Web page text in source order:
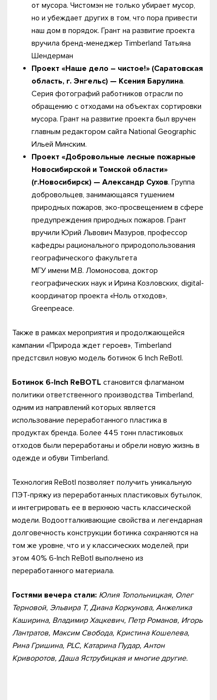
от мусора. Чистомэн не только убирает мусор,
но и убеждает других в том, что пора привести
наш дом в порядок. Грант на развитие проекта
вручила бренд-менеджер Timberland Татьяна
Шендерман
Проект «Наше дело – чистое!» (Саратовская
область, г. Энгельс) — Ксения Барулина.
Серия фотографий работников отрасли по
обращению с отходами на объектах сортировки
мусора. Грант на развитие проекта был вручен
главным редактором сайта National Geographic
Ильей Минским.
Проект «Добровольные лесные пожарные
Новосибирской и Томской области»
(г.Новосибирск) — Александр Сухов. Группа
добровольцев, занимающаяся тушением
природных пожаров, эко-просвещением в сфере
предупреждения природных пожаров. Грант
вручили Юрий Львович Мазуров, профессор
кафедры рационального природопользования
географического факультета
МГУ имени М.В. Ломоносова, доктор
географических наук и Ирина Козловских, digital-
координатор проекта «Ноль отходов»,
Greenpeace.
Также в рамках мероприятия и продолжающейся
кампании «Природа ждет героев», Timberland
предстсвил новую модель ботинок 6 Inch ReBotl.
Ботинок 6-Inch ReBOTL становится флагманом
политики ответственного производства Timberland,
одним из направлений которых является
использование переработанного пластика в
продуктах бренда. Более 445 тонн пластиковых
отходов были переработаны и обрели новую жизнь в
одежде и обуви Timberland.
Технология ReBotl позволяет получить уникальную
ПЭТ-пряжу из переработанных пластиковых бутылок,
и интегрировать ее в верхнюю часть классической
модели. Водоотталкивающие свойства и легендарная
долговечность конструкции ботинка сохраняются на
том же уровне, что и у классических моделей, при
этом 40% 6-Inch ReBotl выполнено из
переработанного материала.
Гостями вечера стали: Юлия Топольницкая, Олег
Терновой, Эльвира Т, Диана Коркунова, Анжелика
Каширина, Владимир Хацкевич, Петр Романов, Игорь
Лантратов, Максим Свобода, Кристина Кошелева,
Рина Гришина, PLC, Катарина Пудар, Антон
Криворотов, Даша Яструбицкая и многие другие.